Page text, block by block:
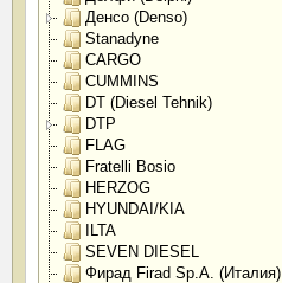
Денсо (Denso)
Stanadyne
CARGO
CUMMINS
DT (Diesel Tehnik)
DTP
FLAG
Fratelli Bosio
HERZOG
HYUNDAI/KIA
ILTA
SEVEN DIESEL
Фирад Firad Sp.A. (Италия)